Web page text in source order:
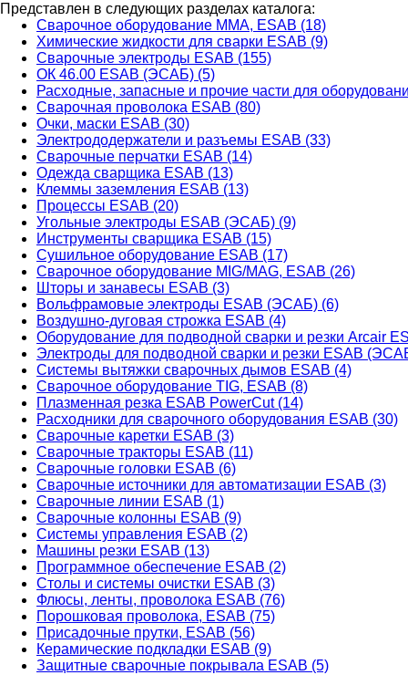
Представлен в следующих разделах каталога:
Сварочное оборудование ММА, ESAB (18)
Химические жидкости для сварки ESAB (9)
Сварочные электроды ESAB (155)
ОК 46.00 ESAB (ЭСАБ) (5)
Расходные, запасные и прочие части для
Сварочная проволока ESAB (80)
Очки, маски ESAB (30)
Электрододержатели и разъемы ESAB (33)
Сварочные перчатки ESAB (14)
Одежда сварщика ESAB (13)
Клеммы заземления ESAB (13)
Процессы ESAB (20)
Угольные электроды ESAB (ЭСАБ) (9)
Инструменты сварщика ESAB (15)
Сушильное оборудование ESAB (17)
Сварочное оборудование MIG/MAG, ESAB (26)
Шторы и занавесы ESAB (3)
Вольфрамовые электроды ESAB (ЭСАБ) (6)
Воздушно-дуговая строжка ESAB (4)
Оборудование для подводной сварки и резки Arcair
Электроды для подводной сварки и резки ESAB
Системы вытяжки сварочных дымов ESAB (4)
Сварочное оборудование TIG, ESAB (8)
Плазменная резка ESAB PowerCut (14)
Расходники для сварочного оборудования ESAB (30)
Сварочные каретки ESAB (3)
Сварочные тракторы ESAB (11)
Сварочные головки ESAB (6)
Сварочные источники для автоматизации ESAB (3)
Сварочные линии ESAB (1)
Сварочные колонны ESAB (9)
Системы управления ESAB (2)
Машины резки ESAB (13)
Программное обеспечение ESAB (2)
Столы и системы очистки ESAB (3)
Флюсы, ленты, проволока ESAB (76)
Порошковая проволока, ESAB (75)
Присадочные прутки, ESAB (56)
Керамические подкладки ESAB (9)
Защитные сварочные покрывала ESAB (5)